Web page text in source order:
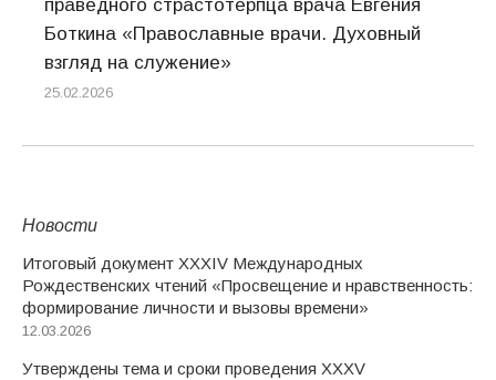
праведного страстотерпца врача Евгения
Боткина «Православные врачи. Духовный
взгляд на служение»
25.02.2026
Новости
Итоговый документ XXХIV Международных
Рождественских чтений «Просвещение и нравственность:
формирование личности и вызовы времени»
12.03.2026
Утверждены тема и сроки проведения XXXV